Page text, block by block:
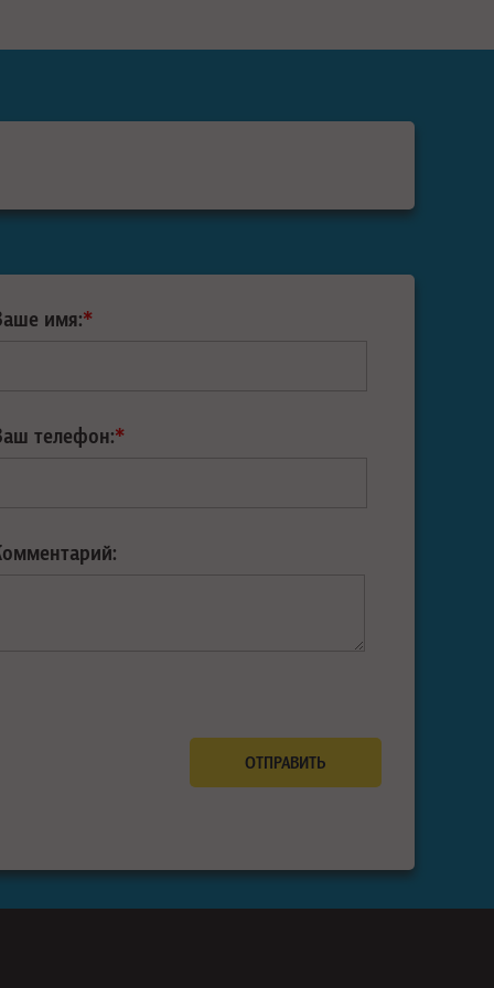
имя:*
телефон:*